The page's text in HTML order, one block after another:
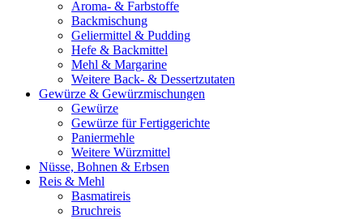
Aroma- & Farbstoffe
Backmischung
Geliermittel & Pudding
Hefe & Backmittel
Mehl & Margarine
Weitere Back- & Dessertzutaten
Gewürze & Gewürzmischungen
Gewürze
Gewürze für Fertiggerichte
Paniermehle
Weitere Würzmittel
Nüsse, Bohnen & Erbsen
Reis & Mehl
Basmatireis
Bruchreis